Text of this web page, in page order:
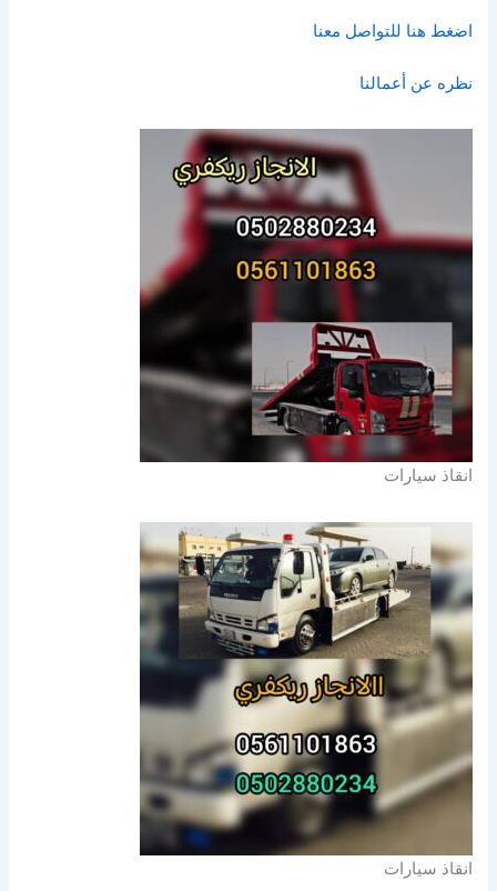
اضغط هنا للتواصل معنا
نظره عن أعمالنا
انقاذ سيارات
انقاذ سيارات